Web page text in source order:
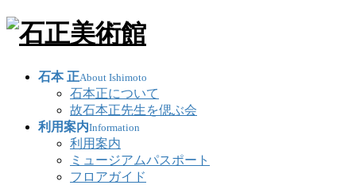
石本 正About Ishimoto
石本正について
故石本正先生を偲ぶ会
利用案内Information
利用案内
ミュージアムパスポート
フロアガイド